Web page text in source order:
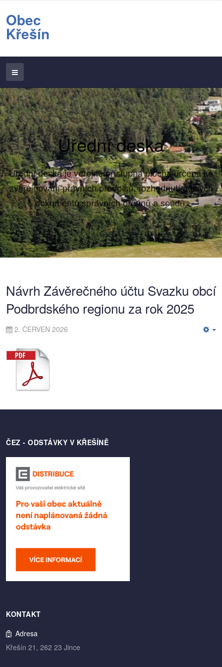
Obec
Křešín
Úřední deska
Úřední deska je veřejně přístupná plocha určená ke
zveřejňování právních předpisů, rozhodnutí a jiných
dokumentů správních orgánů a soudů.
Návrh Závěrečného účtu Svazku obcí
Podbrdského regionu za rok 2025
2. ČERVEN 2026
ČEZ - ODSTÁVKY V KŘEŠÍNĚ
KONTAKT
Adresa
Křešín 21, 262 23 Jince